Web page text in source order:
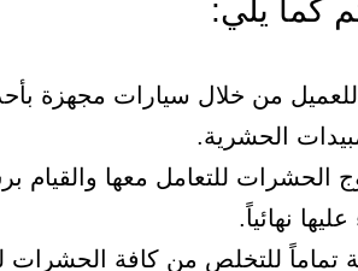
كما يلي:
من خلال سيارات مجهزة
الحشرية.
الحشرات للتعامل معها والقيام
نهائياً.
تماماً للتخلص من كافة الحشرات